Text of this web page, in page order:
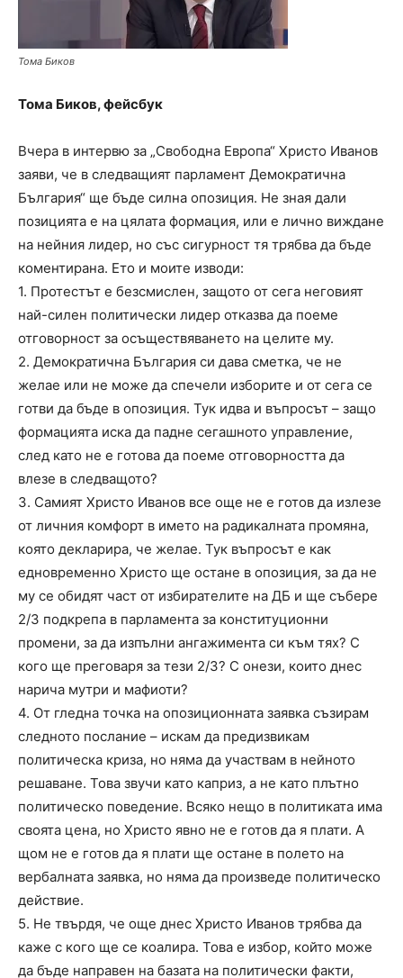
Тома Биков
Тома Биков, фейсбук
Вчера в интервю за „Свободна Европа“ Христо Иванов
заяви, че в следващият парламент Демократична
България“ ще бъде силна опозиция. Не зная дали
позицията е на цялата формация, или е лично виждане
на нейния лидер, но със сигурност тя трябва да бъде
коментирана. Ето и моите изводи:
1. Протестът е безсмислен, защото от сега неговият
най-силен политически лидер отказва да поеме
отговорност за осъществяването на целите му.
2. Демократична България си дава сметка, че не
желае или не може да спечели изборите и от сега се
готви да бъде в опозиция. Тук идва и въпросът – защо
формацията иска да падне сегашното управление,
след като не е готова да поеме отговорността да
влезе в следващото?
3. Самият Христо Иванов все още не е готов да излезе
от личния комфорт в името на радикалната промяна,
която декларира, че желае. Тук въпросът е как
едновременно Христо ще остане в опозиция, за да не
му се обидят част от избирателите на ДБ и ще събере
2/3 подкрепа в парламента за конституционни
промени, за да изпълни ангажимента си към тях? С
кого ще преговаря за тези 2/3? С онези, които днес
нарича мутри и мафиоти?
4. От гледна точка на опозиционната заявка съзирам
следното послание – искам да предизвикам
политическа криза, но няма да участвам в нейното
решаване. Това звучи като каприз, а не като плътно
политическо поведение. Всяко нещо в политиката има
своята цена, но Христо явно не е готов да я плати. А
щом не е готов да я плати ще остане в полето на
вербалната заявка, но няма да произведе политическо
действие.
5. Не твърдя, че още днес Христо Иванов трябва да
каже с кого ще се коалира. Това е избор, който може
да бъде направен на базата на политически факти,